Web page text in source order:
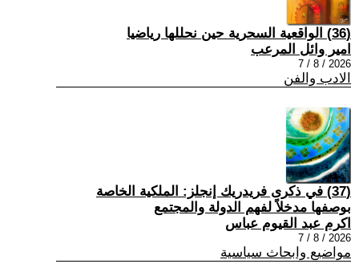
(36) الواقعية السحرية حين نحللها رياضيا
امير وائل المرعب
2026 / 8 / 7
الادب والفن
(37) في ذكرى فريدريك إنجلز: الملكية الخاصة
بوصفها مدخلاً لفهم الدولة والمجتمع
اكرم عبد القيوم عباس
2026 / 8 / 7
مواضيع وابحاث سياسية